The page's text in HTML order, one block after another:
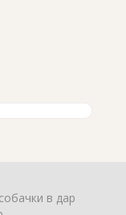
в дар